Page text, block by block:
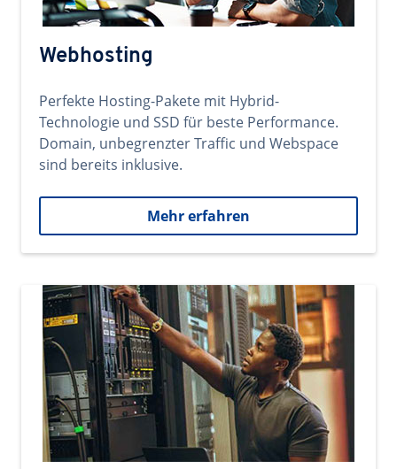
Webhosting
Perfekte Hosting-Pakete mit Hybrid-
Technologie und SSD für beste Performance.
Domain, unbegrenzter Traffic und Webspace
sind bereits inklusive.
Mehr erfahren